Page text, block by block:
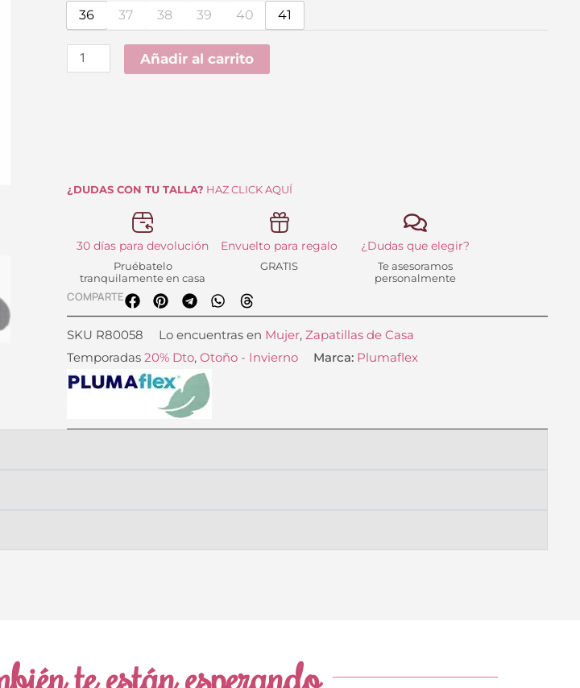
original
era:
29.95 €.
actual
36 37 38 39 40 41
Casa
Plumaflex
Pana
Añadir al carrito
¿DUDAS CON TU TALLA? HAZ CLICK AQUÍ
30 días para devolución
Pruébatelo
tranquilamente en casa
Envuelto para regalo
GRATIS
¿Dudas que elegir?
Te asesoramos
personalmente
COMPARTE
SKU R80058 Lo encuentras en Mujer, Zapatillas de Casa
Temporadas 20% Dto, Otoño - Invierno Marca: Plumaflex
te están esperando